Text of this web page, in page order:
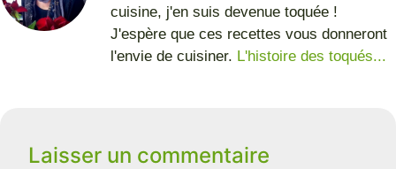
cuisine, j'en suis devenue toquée !
J'espère que ces recettes vous donneront
l'envie de cuisiner. L'histoire des toqués...
Laisser un commentaire